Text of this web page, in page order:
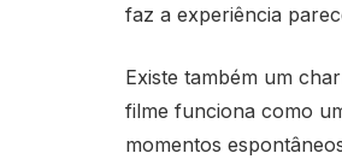
faz a experiência
Existe também um
filme funciona como
momentos